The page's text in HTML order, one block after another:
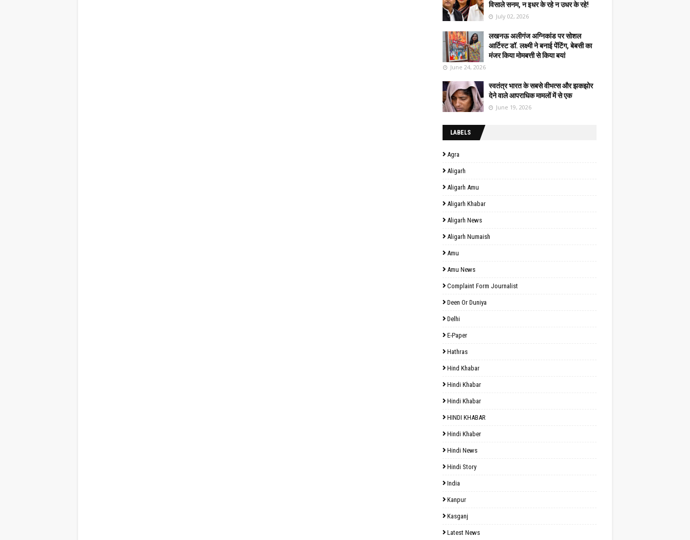
विसाले सनम, न इधर के रहे न उधर के रहे!
July 02, 2026
लखनऊ अलीगंज अग्निकांड पर सोशल
आर्टिस्ट डॉ. लक्ष्मी ने बनाई पेंटिंग, बेबसी का
मंजर किया मोमबत्ती से किया बयां
June 24, 2026
स्वतंत्र भारत के सबसे वीभत्स और झकझोर
देने वाले आपराधिक मामलों में से एक
June 19, 2026
LABELS
Agra
Aligarh
Aligarh Amu
Aligarh Khabar
Aligarh News
Aligarh Numaish
Amu
Amu News
Complaint Form Journalist
Deen Or Duniya
Delhi
E-Paper
Hathras
Hind Khabar
Hindi Khabar
Hindi Khabar
HINDI KHABAR
Hindi Khaber
Hindi News
Hindi Story
India
Kanpur
Kasganj
Latest News